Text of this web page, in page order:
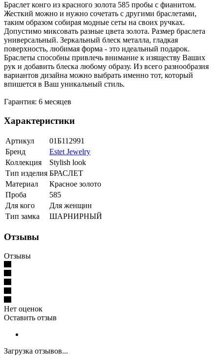
Браслет конго из красного золота 585 пробы с фианитом.
Жесткий можно и нужно сочетать с другими браслетами,
таким образом собирая модные сеты на своих ручках.
Допустимо миксовать разные цвета золота. Размер браслета
универсальный. Зеркальный блеск металла, гладкая
поверхность, любимая форма - это идеальный подарок.
Браслеты способны привлечь внимание к изяществу Ваших
рук и добавить блеска любому образу. Из всего разнообразия
вариантов дизайна можно выбрать именно тот, который
впишется в Ваш уникальный стиль.
Гарантия: 6 месяцев
Характеристики
Артикул
01Б112991
Бренд
Estet Jewelry
Коллекция
Stylish look
Тип изделия БРАСЛЕТ
Материал
Красное золото
Проба
585
Для кого
Для женщин
Тип замка
ШАРНИРНЫЙ
Отзывы
Отзывы
Нет оценок
Оставить отзыв
Загрузка отзывов...